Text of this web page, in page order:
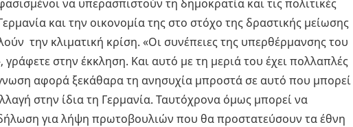
να υπερασπιστούν τη δημοκρατία και τις πολιτικές
και την οικονομία της στο στόχο της δραστικής μείωσης
την κλιματική κρίση. «Οι συνέπειες της υπερθέρμανσης του
στην έκκληση. Και αυτό με τη μεριά του έχει πολλαπλές
αφορά ξεκάθαρα τη ανησυχία μπροστά σε αυτό που μπορεί
στην ίδια τη Γερμανία. Ταυτόχρονα όμως μπορεί να
για λήψη πρωτοβουλιών που θα προστατεύσουν τα έθνη